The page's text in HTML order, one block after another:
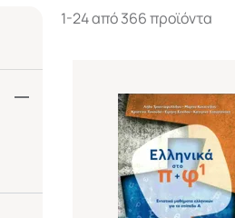
1-24 από 366 προϊόντα